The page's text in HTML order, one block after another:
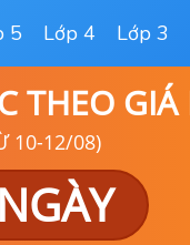
5 Lớp 4 Lớp 3
GIÁ
10-12/08)